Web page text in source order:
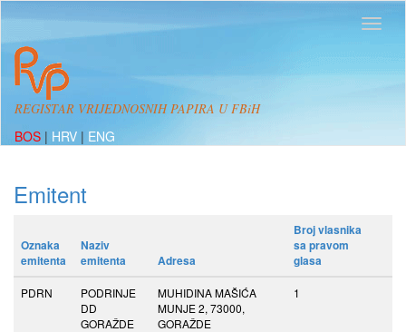
REGISTAR VRIJEDNOSNIH PAPIRA U FBiH
BOS | HRV | ENG
Emitent
Oznaka
emitenta
Naziv
emitenta
Adresa
Broj vlasnika
sa pravom
glasa
PDRN
PODRINJE
DD
GORAŽDE
MUHIDINA MAŠIĆA
MUNJE 2, 73000,
GORAŽDE
1